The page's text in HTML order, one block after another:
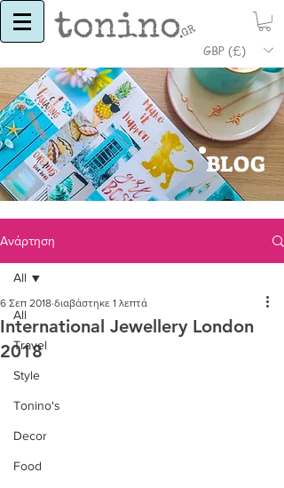
GBP (£)
BLOG
Ανάρτηση
All
Travel
Style
Tonino's
Decor
Food
All
International Jewellery London
2018
6 Σεπ 2018 διαβάστηκε 1 λεπτά